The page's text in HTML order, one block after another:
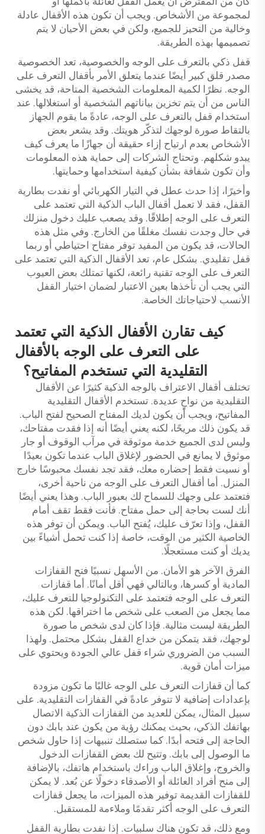
لمجموعة من الأشخاص. ويجب أن تكون هذه الأقفال عادلة
وخالية من التحيز للجميع، ولكن في بعض الأحيان لا يتم
تصميمها بهذه الطريقة.
قفل ذكي بالتعرف على الوجه والخصوصية، تعد الخصوصية
مصدر قلق كبير أيضًا عندما يتعلق الأمر بأقفال التعرف على
الوجه. نظرًا لكمية المعلومات الشخصية المتاحة، قد يخشى
الناس من أن يتم تخزين بياناتهم الشخصية أو استغلالها. عند
استخدام قفل بالتعرف على الوجه، عادةً ما يقوم الجهاز
بالتقاط صورة لوجهك لتذكّر هويتك. وقد يشعر بعض
الأشخاص بعدم ارتياح إزاء حقيقة أن جهازًا ما يعرف كيف
يبدو شكلهم. وتحتاج الشركات إلى حماية هذه المعلومات
وأن تكون شفافة بشأن كيفية استخدامها وحمايتها.
وأخيرًا، إذا حدث عطل في التيار الكهربائي أو نفدت بطارية
القفل، فقد لا تعمل أقفال الباب الذكية التي تعتمد على
التعرف على الوجه إطلاقًا. وقد يصعب عليك دخول منزلك
في حال وجدت نفسك مغلقًا من الخارج. وفي مثل هذه
الحالات، قد يكون من المفيد توفر مفتاح احتياطي أو ربما
قفل تقليدي. بشكل عام، تعد الأقفال الذكية التي تعتمد على
التعرف على الوجه تقنية رائعة، لكنها تمتلك بعض العيوب
التي يجب أن تأخذها بعين الاعتبار لضمان اختيار القفل
الأنسب لاحتياجاتك الخاصة.
كيف تقارن الأقفال الذكية التي تعتمد
على التعرف على الوجه بالأقفال
التقليدية التي تستخدم المفاتيح؟
تختلف أقفال الاعتراف بالوجه الذكية كثيرًا عن الأقفال
التقليدية من نواحٍ عديدة. تستخدم الأقفال التقليدية
المفاتيح، ويجب أن يكون لديك المفتاح الصحيح لفتح الباب.
قد يكون ذلك مريحًا، لكنه يعني أيضًا أنه إذا فقدت مفتاحك،
وليس لدى الجميع خدمة موثوقة في مرآب الوقوف أو جار
موثوق لا يمانع في الحضور لإغلاق الباب عندما تكون بعيدًا
أو نسيت فقط إحضاره معك، فقد تجد نفسك محبوسًا خارج
المنزل. أما أقفال التعرف على الوجه من ناحية أخرى،
فتعتمد على وجهك للسماح لك بعبور الباب. وهذا يعني أيضًا
أنك لست بحاجة إلى حمل مفتاح. فأنت فقط تقف أمام
القفل، وإذا تعرّف عليك، يُفتح الباب. ويمكن أن توفر هذه
الخاصية الكثير من الوقت، خاصة إذا كنت تحمل أشياءً بين
يديك أو كنت مستعجلًا.
الفرق الآخر هو الأمان. من الأسهل نسبيًا فتح القفازات
المادية أو كسرها، وبالتالي فهي أقل أمانًا. أما قفازات
التعرف على الوجه فتعتمد على التكنولوجيا للتعرف عليك،
مما يجعل من الصعب على شخص ما اختراقها. لكن هذه
الطريقة ليست مثالية. فإذا كان لدى شخص ما صورة
لوجهك، فقد يتمكن من خداع القفل بشكل محتمل. ولهذا
السبب من الضروري شراء قفل عالي الجودة ويحتوي على
ميزات أمان قوية.
كما أن قفازات التعرف على الوجه غالبًا ما تكون مزودة
بإعدادات إضافية لا تتوفر عادةً في القفازات التقليدية. على
سبيل المثال، يمكن للعديد من القفازات الذكية الاتصال
بهاتفك الذكي، بحيث يمكنك رؤية من يكون عند بابك دون
الحاجة إلى فتحه أبدًا. كما ستصلك تنبيهات إذا حاول شخص
ما الوصول إلى بابك. وتتيح لك بعض القفازات الدخول
والخروج، وإغلاق الباب وراءك باستخدام هاتفك، بالإضافة
إلى منح أفراد العائلة أو الأصدقاء دخولًا عن بُعد. لا يمكن
للقفازات القديمة توفير هذه الميزات، ما يجعل قفازات
التعرف على الوجه أكثر تقدمًا وملاءمة للمستقبل.
ومع ذلك، قد تكون هناك سلبيات. إذا نفدت بطارية القفل